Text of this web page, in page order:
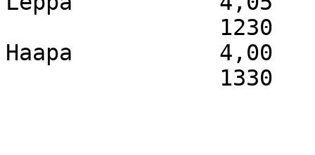
1230
Haapa
4,00
1330